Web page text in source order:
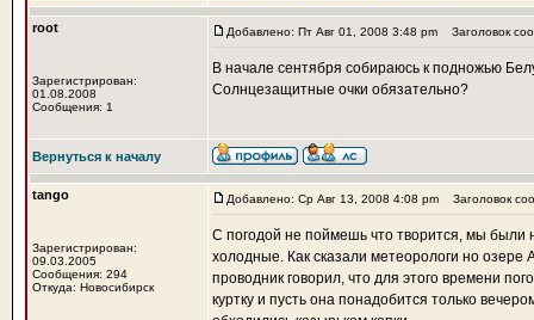
root
Зарегистрирован:
01.08.2008
Сообщения: 1
Добавлено: Пт Авг 01, 2008 3:48 pm Заголовок
В начале сентября собираюсь к подножью
Солнцезащитные очки обязательно?
Вернуться к началу
tango
Зарегистрирован:
09.03.2005
Сообщения: 294
Откуда: Новосибирск
Добавлено: Ср Авг 13, 2008 4:08 pm Заголовок
С погодой не поймешь что творится, мы были
холодные. Как сказали метеорологи но
проводник говорил, что для этого времени
куртку и пусть она понадобится только